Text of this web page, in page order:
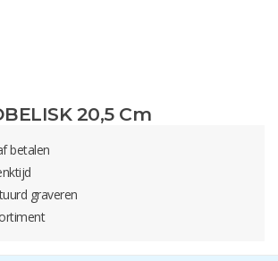
20,5 Cm
betalen
graveren